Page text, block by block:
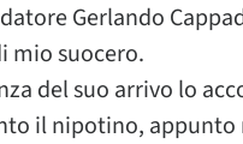
Gerlando
mio suocero.
del suo arrivo lo
il nipotino, appunto